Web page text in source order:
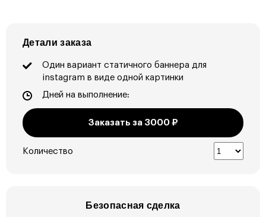
Детали заказа
Один вариант статичного баннера для
instagram в виде одной картинки
Дней на выполнение:
Заказать за 3000₽
Количество
Безопасная сделка